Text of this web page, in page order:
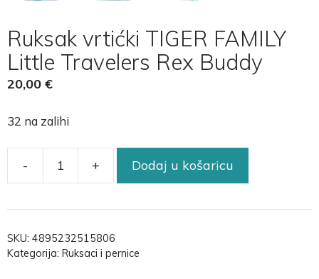
Ruksak vrtićki TIGER FAMILY
Little Travelers Rex Buddy
20,00 €
32 na zalihi
- + Dodaj u košaricu
SKU: 4895232515806
Kategorija: Ruksaci i pernice